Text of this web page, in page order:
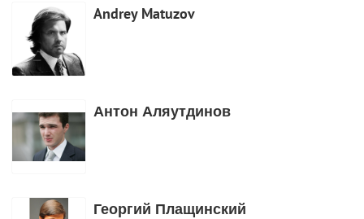
Andrey Matuzov
Антон Аляутдинов
Георгий Плащинский